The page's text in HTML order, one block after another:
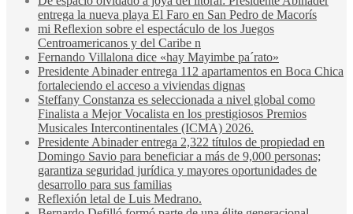
entrega la nueva playa El Faro en San Pedro de Macorís
mi Reflexion sobre el espectáculo de los Juegos
Centroamericanos y del Caribe n
Fernando Villalona dice «hay Mayimbe pa´rato»
Presidente Abinader entrega 112 apartamentos en Boca Chica
fortaleciendo el acceso a viviendas dignas
Steffany Constanza es seleccionada a nivel global como
Finalista a Mejor Vocalista en los prestigiosos Premios
Musicales Intercontinentales (ICMA) 2026.
Presidente Abinader entrega 2,322 títulos de propiedad en
Domingo Savio para beneficiar a más de 9,000 personas;
garantiza seguridad jurídica y mayores oportunidades de
desarrollo para sus familias
Reflexión letal de Luis Medrano.